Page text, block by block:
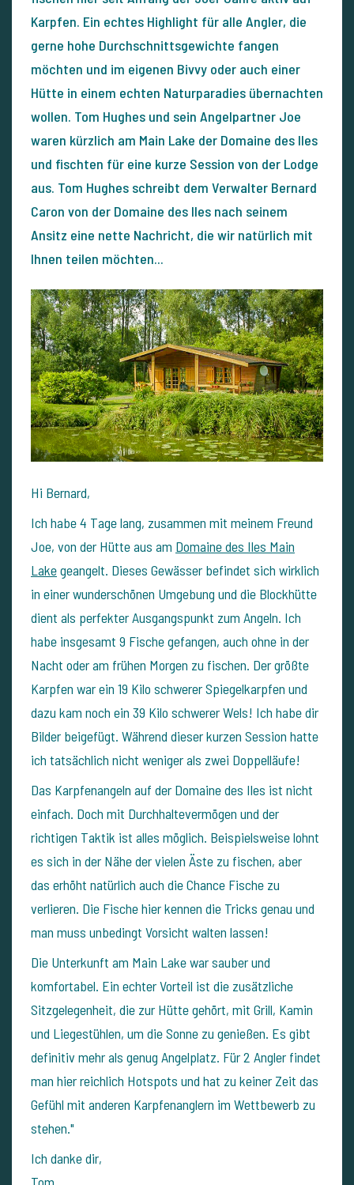
Karpfen. Ein echtes Highlight für alle Angler, die
gerne hohe Durchschnittsgewichte fangen
möchten und im eigenen Bivvy oder auch einer
Hütte in einem echten Naturparadies übernachten
wollen. Tom Hughes und sein Angelpartner Joe
waren kürzlich am Main Lake der Domaine des Iles
und fischten für eine kurze Session von der Lodge
aus. Tom Hughes schreibt dem Verwalter Bernard
Caron von der Domaine des Iles nach seinem
Ansitz eine nette Nachricht, die wir natürlich mit
Ihnen teilen möchten...
Hi Bernard,
Ich habe 4 Tage lang, zusammen mit meinem Freund
Joe, von der Hütte aus am Domaine des Iles Main
Lakegeangelt. Dieses Gewässer befindet sich wirklich
in einer wunderschönen Umgebung und die Blockhütte
dient als perfekter Ausgangspunkt zum Angeln. Ich
habe insgesamt 9 Fische gefangen, auch ohne in der
Nacht oder am frühen Morgen zu fischen. Der größte
Karpfen war ein 19 Kilo schwerer Spiegelkarpfen und
dazu kam noch ein 39 Kilo schwerer Wels! Ich habe dir
Bilder beigefügt. Während dieser kurzen Session hatte
ich tatsächlich nicht weniger als zwei Doppelläufe!
Das Karpfenangeln auf der Domaine des Iles ist nicht
einfach. Doch mit Durchhaltevermögen und der
richtigen Taktik ist alles möglich. Beispielsweise lohnt
es sich in der Nähe der vielen Äste zu fischen, aber
das erhöht natürlich auch die Chance Fische zu
verlieren. Die Fische hier kennen die Tricks genau und
man muss unbedingt Vorsicht walten lassen!
Die Unterkunft am Main Lake war sauber und
komfortabel. Ein echter Vorteil ist die zusätzliche
Sitzgelegenheit, die zur Hütte gehört, mit Grill, Kamin
und Liegestühlen, um die Sonne zu genießen. Es gibt
definitiv mehr als genug Angelplatz. Für 2 Angler findet
man hier reichlich Hotspots und hat zu keiner Zeit das
Gefühl mit anderen Karpfenanglern im Wettbewerb zu
stehen."
Ich danke dir,